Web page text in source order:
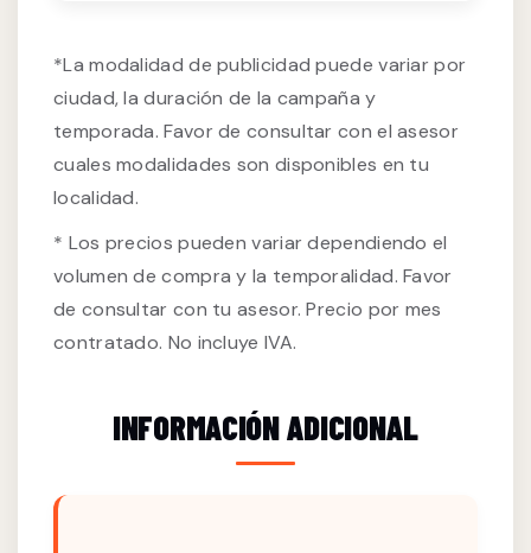
*La modalidad de publicidad puede variar por
ciudad, la duración de la campaña y
temporada. Favor de consultar con el asesor
cuales modalidades son disponibles en tu
localidad.
* Los precios pueden variar dependiendo el
volumen de compra y la temporalidad. Favor
de consultar con tu asesor. Precio por mes
contratado. No incluye IVA.
INFORMACIÓN ADICIONAL